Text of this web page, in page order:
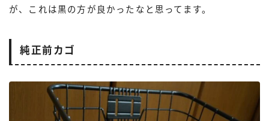
が、これは黒の方が良かったなと思ってます。
純正前カゴ